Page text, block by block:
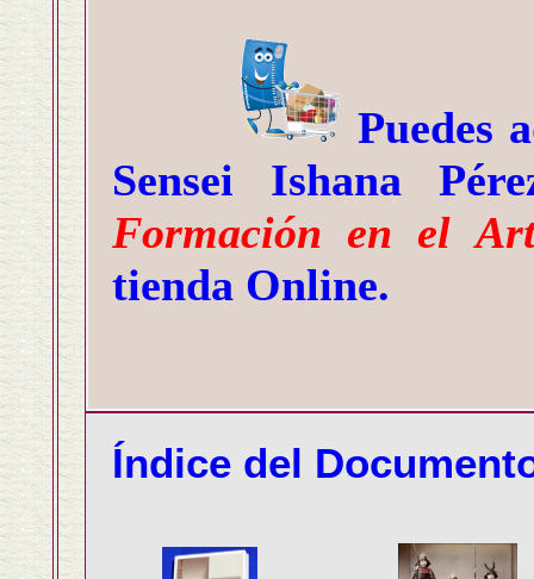
Puedes
Sensei Ishana
Formación en el
tienda Online.
Índice del